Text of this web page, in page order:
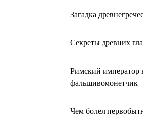
Загадка
Секреты древних
Римский император
фальшивомонетчик
Чем болел